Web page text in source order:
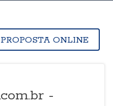
PROPOSTA ONLINE
-